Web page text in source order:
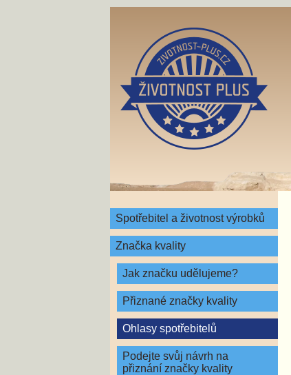
Spotřebitel a životnost výrobků
Značka kvality
Jak značku udělujeme?
Přiznané značky kvality
Ohlasy spotřebitelů
Podejte svůj návrh na
přiznání značky kvality